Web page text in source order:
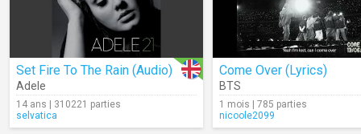
Set Fire To The Rain (Audio)
Adele
14 ans | 310221 parties
selvatica
Come Over (Lyrics)
BTS
1 mois | 785 parties
nicoole2099